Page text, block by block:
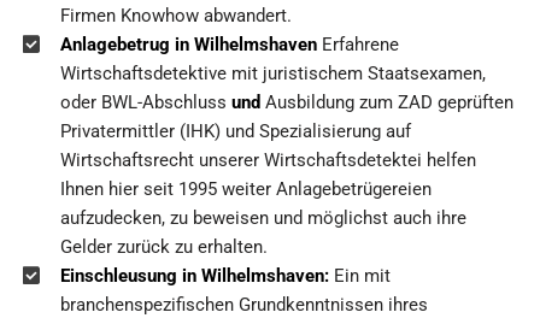
Firmen Knowhow abwandert.
Anlagebetrug in Wilhelmshaven Erfahrene
Wirtschaftsdetektive mit juristischem Staatsexamen,
oder BWL-Abschluss und Ausbildung zum ZAD geprüften
Privatermittler (IHK) und Spezialisierung auf
Wirtschaftsrecht unserer Wirtschaftsdetektei helfen
Ihnen hier seit 1995 weiter Anlagebetrügereien
aufzudecken, zu beweisen und möglichst auch ihre
Gelder zurück zu erhalten.
Einschleusung in Wilhelmshaven: Ein mit
branchenspezifischen Grundkenntnissen ihres